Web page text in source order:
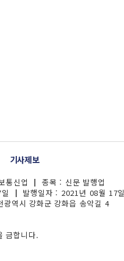
기사제보
통신업 ┃ 종목 : 신문 발행업
┃ 발행일자 : 2021년 08월 17일
역시 강화군 강화읍 송악길 4
금합니다.